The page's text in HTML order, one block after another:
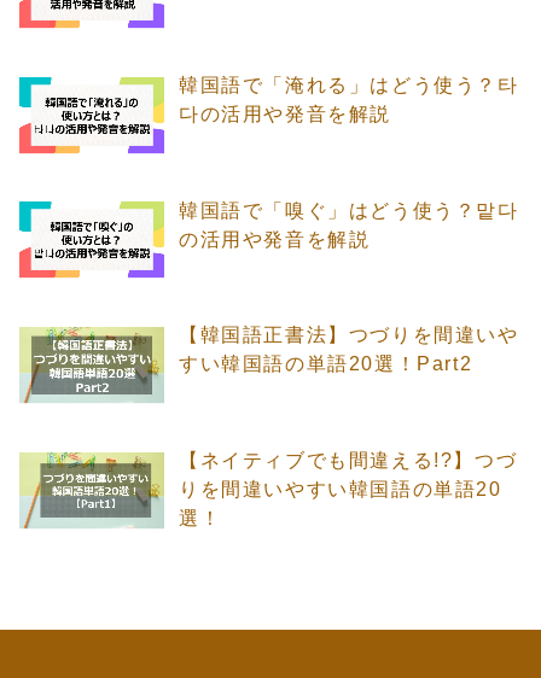
韓国語で「淹れる」はどう使う？타
다の活用や発音を解説
韓国語で「嗅ぐ」はどう使う？맡다
の活用や発音を解説
【韓国語正書法】つづりを間違いや
すい韓国語の単語20選！Part2
【ネイティブでも間違える!?】つづ
りを間違いやすい韓国語の単語20
選！